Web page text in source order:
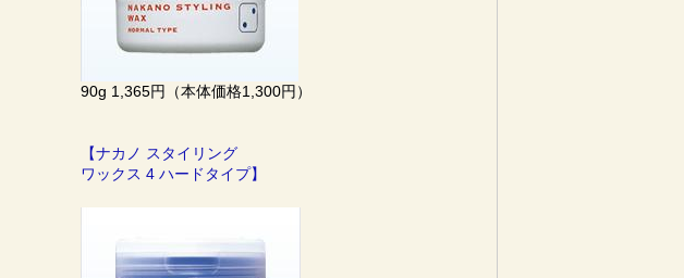
90g 1,365円（本体価格1,300円）
【ナカノ スタイリング
ワックス 4 ハードタイプ】